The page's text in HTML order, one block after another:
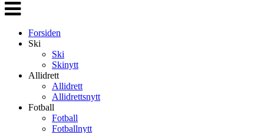
Veksle
navigasjon
Forsiden
Ski
Ski
Skinytt
Allidrett
Allidrett
Allidrettsnytt
Fotball
Fotball
Fotballnytt